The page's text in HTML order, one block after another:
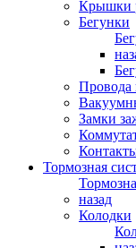
Крышки
Бегунки
Провода
Замки
Тормозная
назад
Колодки